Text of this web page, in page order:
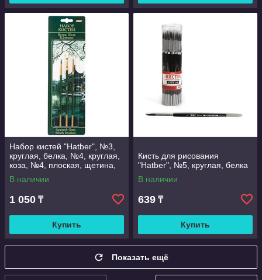
Набор кистей "Hatber", №3,
круглая, белка, №4, круглая,
коза, №4, плоская, щетина,
3шт в блистере
В наличии
1 050 ₸
Купить
Кисть для рисования
"Hatber", №5, круглая, белка
В наличии
639 ₸
Купить
Показать ещё